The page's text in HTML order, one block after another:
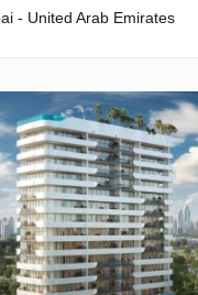
- United Arab Emirates